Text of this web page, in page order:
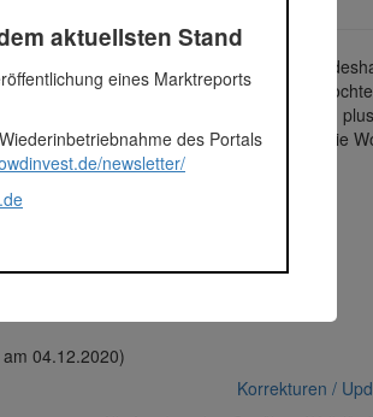
Humboldtstraße im Herzen von Linz
von der Schill 21 Projekt GmbH, ein
der 28 Eigentumswohnungen
von ca. 1962 m2 erzielt werden. Die
bei über 30%.
04.12.2020)
Korrekturen /
aktuellsten Stand
eines Marktreports
des Portals
newsletter/